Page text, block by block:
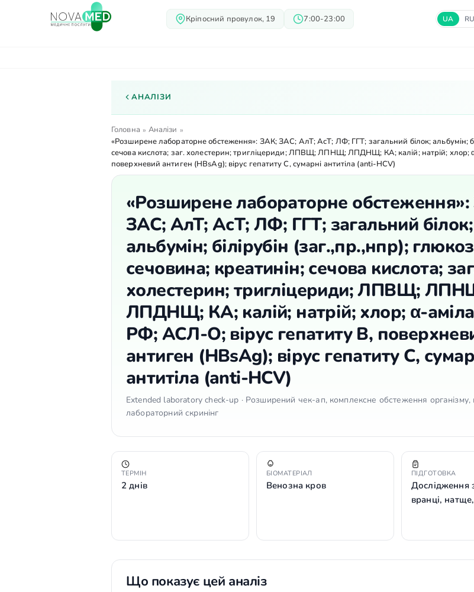
Кріпосний провулок, 19 7:00-23:00 UA RU
АНАЛІЗИ
Головна » Аналізи »
«Розширене лабораторне обстеження»: ЗАК; ЗАС; АлТ; АсТ; ЛФ; ГГТ; загальний білок; альбумін;
сечова кислота; заг. холестерин; тригліцериди; ЛПВЩ; ЛПНЩ; ЛПДНЩ; КА; калій; натрій; хлор;
поверхневий антиген (HBsAg); вірус гепатиту С, сумарні антитіла (anti-HCV)
«Розширене лабораторне
ЗАС; АлТ; АсТ; ЛФ; ГГТ; загальний білок;
альбумін; білірубін (заг.,пр.,нпр);
сечовина; креатинін; сечова кислота;
холестерин; тригліцериди; ЛПВЩ;
ЛПДНЩ; КА; калій; натрій; хлор; α-
РФ; АСЛ-О; вірус гепатиту В,
антиген (HBsAg); вірус гепатиту С,
антитіла (anti-HCV)
Extended laboratory check-up · Розширений чек-ап, комплексне обстеження організму,
лабораторний скринінг
ТЕРМІН
2 днів
БІОМАТЕРІАЛ
Венозна кров
ПІДГОТОВКА
Дослідження
вранці,
Що показує цей аналіз